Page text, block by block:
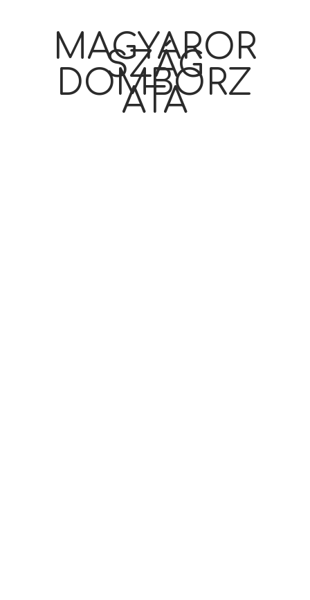
MAGYAROR
SZÁG
DOMBORZ
ATA